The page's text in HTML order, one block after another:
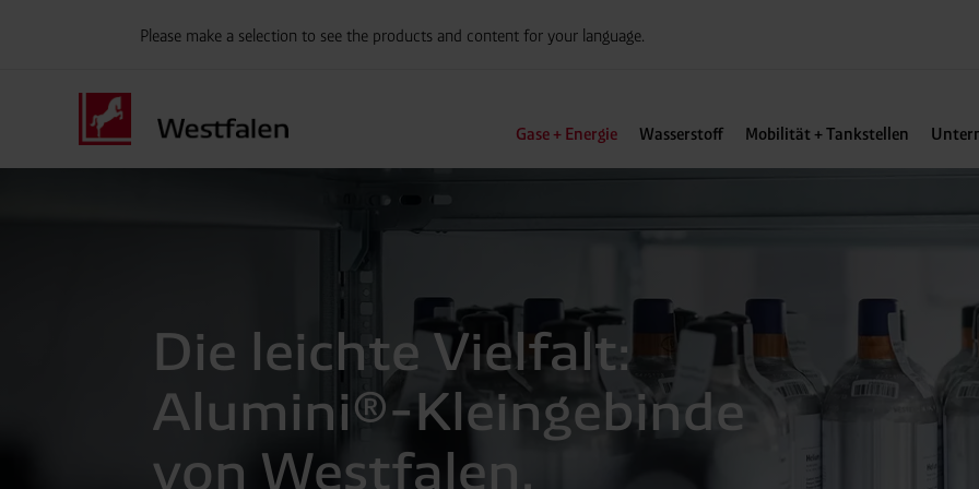
Please make a selection to see the products and content for your language.
Gase + Energie Wasserstoff Mobilität + Tankstellen
Die leichte Vielfalt:
Alumini®-Kleingebinde
von Westfalen.